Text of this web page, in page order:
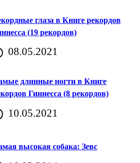
глаза в Книге рекордов
(19 рекордов)
08.05.2021
длинные ногти в Книге
Гиннесса (8 рекордов)
10.05.2021
высокая собака: Зевс